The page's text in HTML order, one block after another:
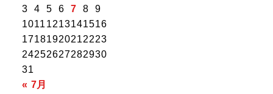
« 7月
3
4 5 6 7 8
9
1011 1213141516
17181920212223
24252627282930
31